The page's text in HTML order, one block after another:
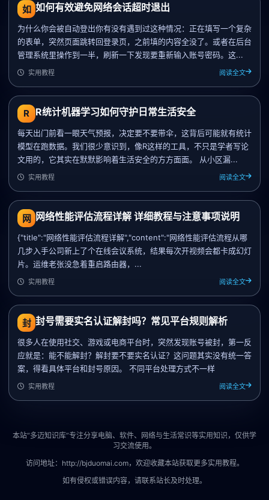
如 如何有效避免网络会话超时退出
为什么你会被自动登出你有没有遇到过这种情况：正在填写一个复杂
的表单，突然页面跳转回登录页，之前填的内容全没了。或者在后台
管理系统里操作到一半，刷新一下发现要重新输入账号密码。这...
实用教程 阅读全文
R R统计机器学习如何守护日常生活安全
每天出门前看一眼天气预报，决定要不要带伞，这背后可能就有统计
模型在跑数据。我们很少意识到，像R这样的工具，不只是学者写论
文用的，它其实在默默影响着生活安全的方方面面。 从小区漏...
实用教程 阅读全文
网 网络性能评估流程详解 详细教程与注意事项说明
{"title":"网络性能评估流程详解","content":"网络性能评估流程从哪
几步入手公司新上了个在线会议系统，结果每次开视频会都卡成幻灯
片。运维老张没急着重启路由器，...
实用教程 阅读全文
封 封号需要实名认证解封吗？常见平台规则解析
很多人在使用社交、游戏或电商平台时，突然发现账号被封，第一反
应就是：能不能解封？解封要不要实名认证？这问题其实没有统一答
案，得看具体平台和封号原因。 不同平台处理方式不一样
实用教程 阅读全文
本站“多迈知识库”专注分享电脑、软件、网络与生活常识等实用知识，仅供学
习交流使用。
访问地址：http://bjduomai.com，欢迎收藏本站获取更多实用教程。
如有侵权或错误内容，请联系站长及时处理。